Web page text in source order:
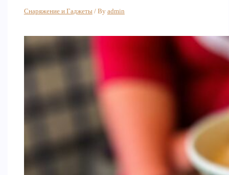
Снаряжение и Гаджеты/ By admin